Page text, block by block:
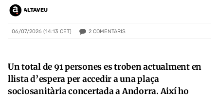
ALTAVEU
06/07/2026 (14:13 CET) 2 COMENTARIS
Un total de 91 persones es troben actualment en
llista d’espera per accedir a una plaça
sociosanitària concertada a Andorra. Així ho